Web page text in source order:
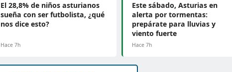
El 28,8% de niños asturianos
sueña con ser futbolista, ¿qué
nos dice esto?
Hace 7h
Este sábado, Asturias en
alerta por tormentas:
prepárate para lluvias y
viento fuerte
Hace 7h